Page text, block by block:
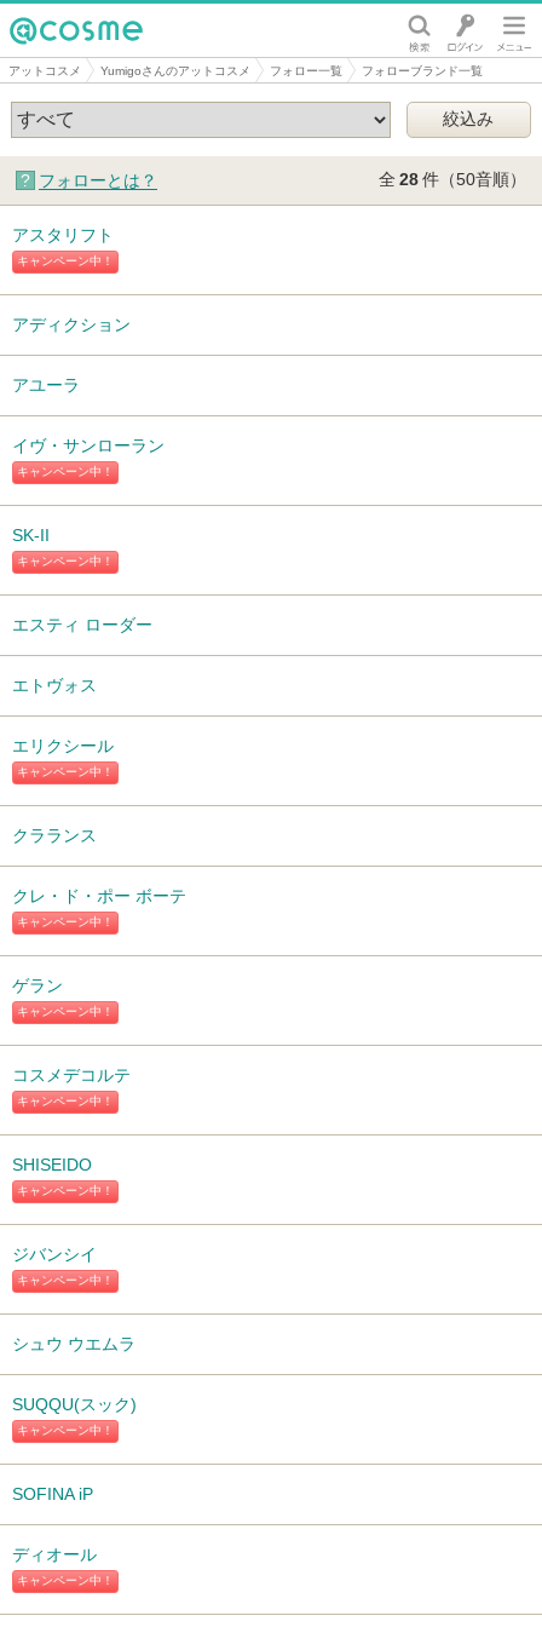
@cosme
アットコスメ Yumigoさんのアットコスメ フォロー一覧 フォローブランド一覧
フォローとは？ 全 28件（50音順）
キャンペーン中！
アスタリフト
アディクション
アユーラ
キャンペーン中！
イヴ・サンローラン
キャンペーン中！
SK-II
エスティ ローダー
エトヴォス
キャンペーン中！
エリクシール
クラランス
キャンペーン中！
クレ・ド・ポー ボーテ
キャンペーン中！
ゲラン
キャンペーン中！
コスメデコルテ
キャンペーン中！
SHISEIDO
キャンペーン中！
ジバンシイ
シュウ ウエムラ
キャンペーン中！
SUQQU(スック)
SOFINA iP
キャンペーン中！
ディオール